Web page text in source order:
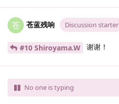
苍 苍蓝残响 Discussion starter
#10 Shiroyama.​W 谢谢！
No one is typing